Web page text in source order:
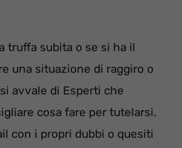
truffa subita o se si ha il
una situazione di raggiro o
si avvale di Esperti che
cosa fare per tutelarsi.
con i propri dubbi o quesiti